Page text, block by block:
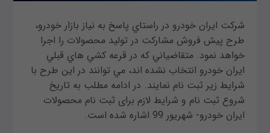
شركت ايران خودرو در راستاي پاسخ به نياز بازار خودرو،
طرح پیش فروش مشاركت در توليد محصولات را اجرا
خواهد نمود. متقاضياني كه در قرعه كشي هاي قبلي
ايران خودرو انتخاب نشده اند، مي توانند در اين طرح با
شرايط زير ثبت نام نمايند. در ادامه مطلب به تاریخ
شروع ثبت نام و شرایط لازم برای ثبت نام محصولات
ایران خودرو- شهریور 99 اشاره شده است.